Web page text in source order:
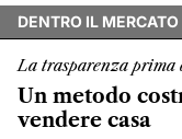
DENTRO IL
La trasparenza
Un metodo
vendere casa